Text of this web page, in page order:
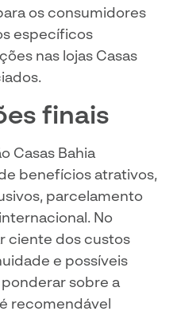
os consumidores
específicos
nas lojas Casas
finais
Casas Bahia
benefícios atrativos,
parcelamento
No
ciente dos custos
e possíveis
sobre a
recomendável